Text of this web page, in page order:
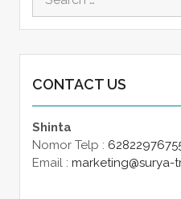
for:
CONTACT US
Shinta
Nomor Telp :
Email : marketing@surya-